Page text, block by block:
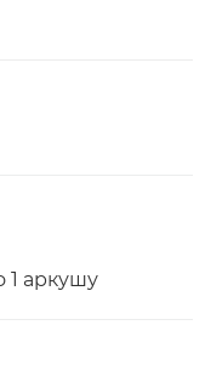
1 аркушу